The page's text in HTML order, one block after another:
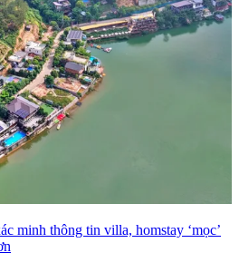
minh thông tin villa, homstay ‘mọc’